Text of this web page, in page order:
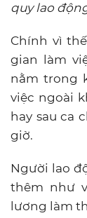
quy lao
Chính vì
gian làm
nằm trong
việc ngoài
hay sau ca
giờ.
Người lao
thêm như
lương làm